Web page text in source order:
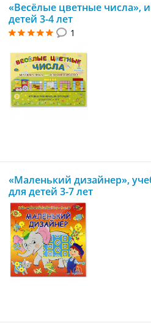
«Весёлые цветные числа»,
детей 3-4 лет
1
«Маленький дизайнер»,
для детей 3-7 лет